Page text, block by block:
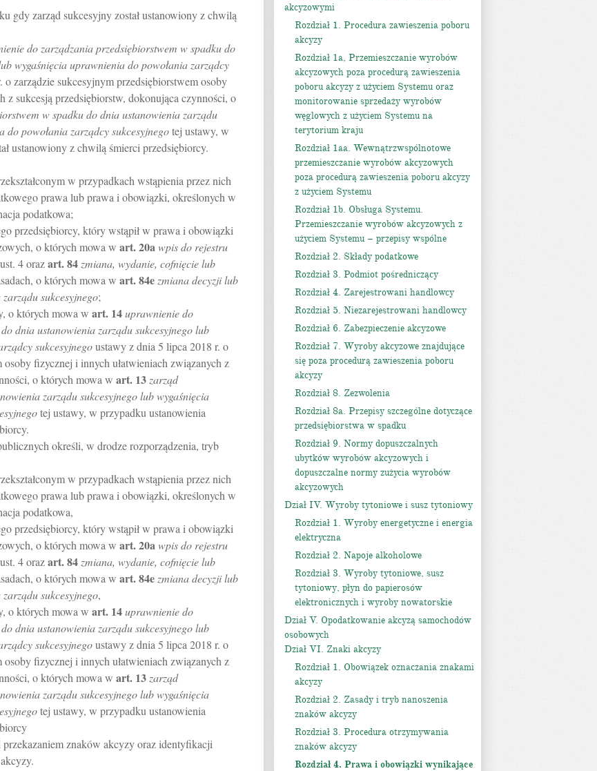
gdy zarząd sukcesyjny został ustanowiony z chwilą
do zarządzania przedsiębiorstwem w spadku do
wygaśnięcia uprawnienia do powołania zarządcy
zarządzie sukcesyjnym przedsiębiorstwem osoby
z sukcesją przedsiębiorstw, dokonująca czynności, o
w spadku do dnia ustanowienia zarządu
powołania zarządcy sukcesyjnegotej ustawy, w
ustanowiony z chwilą śmierci przedsiębiorcy.
w przypadkach wstąpienia przez nich
prawa lub prawa i obowiązki, określonych w
podatkowa;
przedsiębiorcy, który wstąpił w prawa i obowiązki
o których mowa w art.20awpis do rejestru
ust. 4 orazart.84 zmiana, wydanie, cofnięcie lub
o których mowa w art.84e zmiana decyzji lub
sukcesyjnego;
o których mowa w art. 14uprawnienie do
dnia ustanowienia zarządu sukcesyjnego lub
sukcesyjnegoustawy z dnia 5 lipca 2018 r. o
fizycznej i innych ułatwieniach związanych z
o których mowa w art. 13 zarząd
zarządu sukcesyjnego lub wygaśnięcia
tej ustawy, w przypadku ustanowienia
określi, w drodze rozporządzenia, tryb
w przypadkach wstąpienia przez nich
prawa lub prawa i obowiązki, określonych w
podatkowa,
przedsiębiorcy, który wstąpił w prawa i obowiązki
o których mowa w art.20awpis do rejestru
ust. 4 orazart.84 zmiana, wydanie, cofnięcie lub
o których mowa w art.84e zmiana decyzji lub
sukcesyjnego,
o których mowa w art. 14uprawnienie do
dnia ustanowienia zarządu sukcesyjnego lub
sukcesyjnegoustawy z dnia 5 lipca 2018 r. o
fizycznej i innych ułatwieniach związanych z
o których mowa w art. 13 zarząd
zarządu sukcesyjnego lub wygaśnięcia
tej ustawy, w przypadku ustanowienia
znaków akcyzy oraz identyfikacji
akcyzowymi
Rozdział 1. Procedura zawieszenia poboru
akcyzy
Rozdział 1a, Przemieszczanie wyrobów
akcyzowych poza procedurą zawieszenia
poboru akcyzy z użyciem Systemu oraz
monitorowanie sprzedaży wyrobów
węglowych z użyciem Systemu na
terytorium kraju
Rozdział 1aa. Wewnątrzwspólnotowe
przemieszczanie wyrobów akcyzowych
poza procedurą zawieszenia poboru akcyzy
z użyciem Systemu
Rozdział 1b. Obsługa Systemu.
Przemieszczanie wyrobów akcyzowych z
użyciem Systemu – przepisy wspólne
Rozdział 2. Składy podatkowe
Rozdział 3. Podmiot pośredniczący
Rozdział 4. Zarejestrowani handlowcy
Rozdział 5. Niezarejestrowani handlowcy
Rozdział 6. Zabezpieczenie akcyzowe
Rozdział 7. Wyroby akcyzowe znajdujące
się poza procedurą zawieszenia poboru
akcyzy
Rozdział 8. Zezwolenia
Rozdział 8a. Przepisy szczególne dotyczące
przedsiębiorstwa w spadku
Rozdział 9. Normy dopuszczalnych
ubytków wyrobów akcyzowych i
dopuszczalne normy zużycia wyrobów
akcyzowych
Dział IV. Wyroby tytoniowe i susz tytoniowy
Rozdział 1. Wyroby energetyczne i energia
elektryczna
Rozdział 2. Napoje alkoholowe
Rozdział 3. Wyroby tytoniowe, susz
tytoniowy, płyn do papierosów
elektronicznych i wyroby nowatorskie
Dział V. Opodatkowanie akcyzą samochodów
osobowych
Dział VI. Znaki akcyzy
Rozdział 1. Obowiązek oznaczania znakami
akcyzy
Rozdział 2. Zasady i tryb nanoszenia
znaków akcyzy
Rozdział 3. Procedura otrzymywania
znaków akcyzy
Rozdział 4. Prawa i obowiązki wynikające